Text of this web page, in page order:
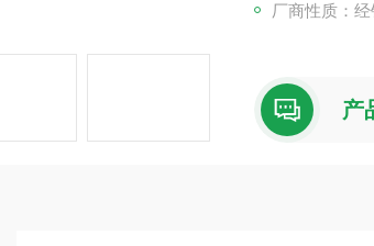
厂商性质：
产